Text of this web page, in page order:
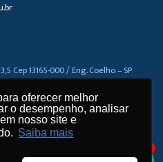
oferecer melhor
o desempenho, analisar
nosso site e
Saiba mais
Cep 13165-000 / Eng. Coelho – SP
770-0323